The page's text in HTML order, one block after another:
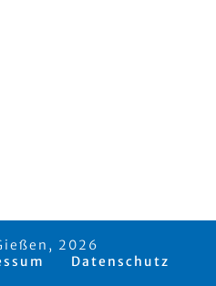
2026
Datenschutz